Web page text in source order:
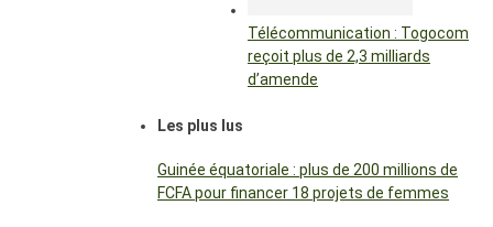
Télécommunication : Togocom
reçoit plus de 2,3 milliards
d’amende
Les plus lus
Guinée équatoriale : plus de 200 millions de
FCFA pour financer 18 projets de femmes